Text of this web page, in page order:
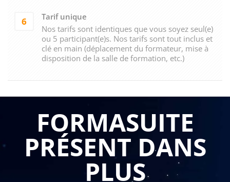
6
Tarif unique
Nos tarifs sont identiques que vous soyez seul(e)
ou 5 participant(e)s. Nos tarifs sont tout inclus et
clé en main (déplacement du formateur, mise à
disposition de la salle de formation, etc.)
FORMASUITE
PRÉSENT DANS
PLUS